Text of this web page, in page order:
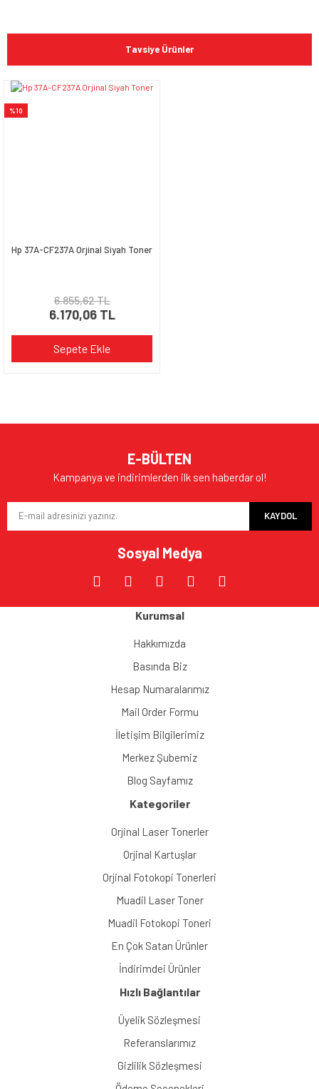
Bu ürüne ilk yorumu siz yapın!
Yorum Yaz
konularda yetersiz gördüğünüz noktaları öneri formunu
kullanarak tarafımıza iletebilirsiniz.
Tavsiye Ürünler
%10
Hp 37A-CF237A Orjinal Siyah Toner
6.855,62 TL
6.170,06 TL
Sepete Ekle
E-BÜLTEN
Kampanya ve indirimlerden ilk sen haberdar ol!
KAYDOL
Sosyal Medya
Kurumsal
Hakkımızda
Basında Biz
Hesap Numaralarımız
Mail Order Formu
İletişim Bilgilerimiz
Merkez Şubemiz
Blog Sayfamız
Kategoriler
Orjinal Laser Tonerler
Orjinal Kartuşlar
Orjinal Fotokopi Tonerleri
Muadil Laser Toner
Muadil Fotokopi Toneri
En Çok Satan Ürünler
İndirimdei Ürünler
Hızlı Bağlantılar
Üyelik Sözleşmesi
Referanslarımız
Gizlilik Sözleşmesi